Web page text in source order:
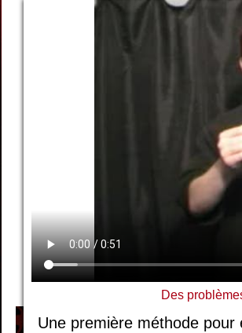
Des
Une première méthode